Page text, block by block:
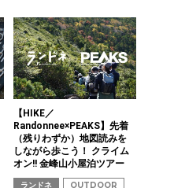
【HIKE／
Randonnee×PEAKS】先着
（残りわずか）地図読みを
しながら歩こう！ クライム
オン!! 金峰山小屋泊ツアー
ランドネ OUTDOOR